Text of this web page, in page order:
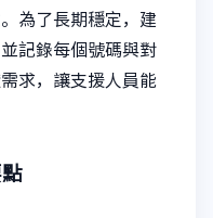
為了長期穩定，建
記錄每個號碼與對
求，讓支援人員能